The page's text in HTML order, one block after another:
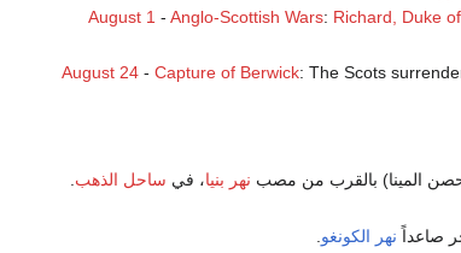
August 1 - Anglo-Scottish Wars: Richard, Duke
August 24- Capture of Berwick: The Scots
المينا) بالقرب من مصب نهر بنيا، في ساحل الذهب.
صاعداً نهر الكونغو